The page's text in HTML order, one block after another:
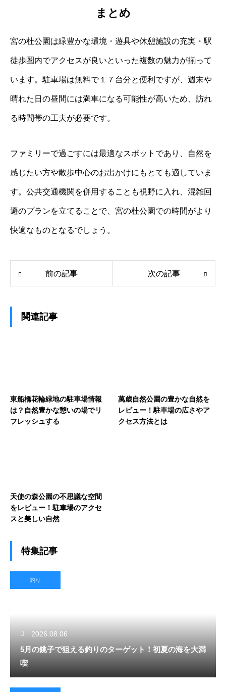
まとめ
宮の杜公園は緑豊かな環境・遊具や休憩施設の充実・駅
徒歩圏内でアクセスが良いといった複数の魅力が揃って
います。駐車場は無料で１７台分と便利ですが、週末や
晴れた日の昼間には満車になる可能性が高いため、訪れ
る時間帯の工夫が必要です。
ファミリーで過ごすには最適なスポットであり、自然を
感じたい方や散歩中心のお出かけにもとても適していま
す。公共交通機関を併用することも視野に入れ、混雑回
避のプランを立てることで、宮の杜公園での時間がより
快適なものとなるでしょう。
前の記事 次の記事
関連記事
東船橋花輪緑地の駐車場情報
は？自然豊かな憩いの場でリ
フレッシュする
萬歳自然公園の豊かな自然を
レビュー！駐車場の広さやア
クセス方法とは
天使の森公園の不思議な空間
をレビュー！駐車場のアクセ
スと美しい自然
特集記事
釣り
2026.08.06
5月の銚子で狙える釣りのターゲット！初夏の海を大満
喫